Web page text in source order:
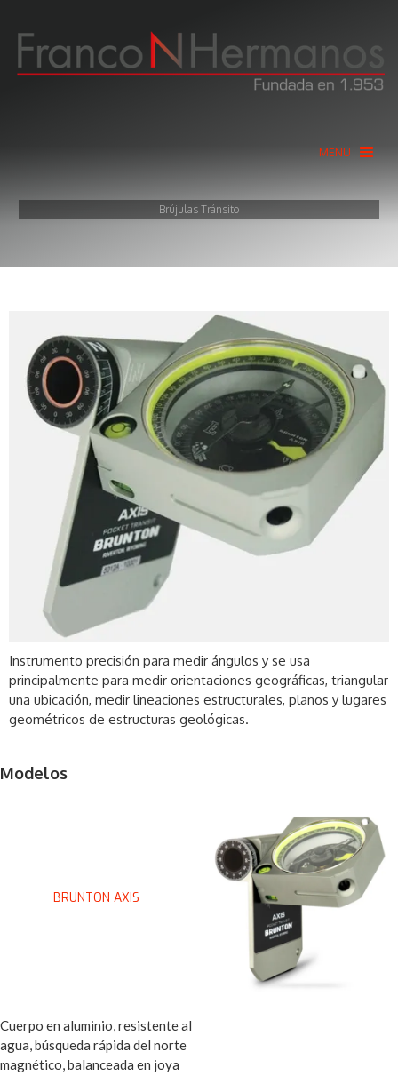
MENU
Brújulas Tránsito
Instrumento precisión para medir ángulos y se usa
principalmente para medir orientaciones geográficas, triangular
una ubicación, medir lineaciones estructurales, planos y lugares
geométricos de estructuras geológicas.
Modelos
BRUNTON AXIS
Cuerpo en aluminio, resistente al
agua, búsqueda rápida del norte
magnético, balanceada en joya